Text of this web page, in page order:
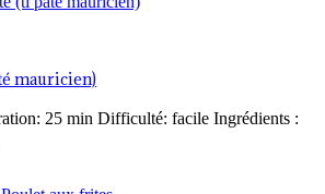
mauricien)
25 min Difficulté: facile Ingrédients :